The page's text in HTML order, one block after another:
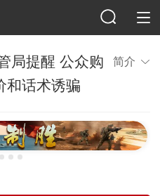
局提醒 公众购
和话术诱骗
简介